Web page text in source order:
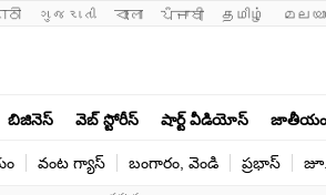
ગુજરાતી বাংলা ਪੰਜਾਬੀ தமிழ்
బిజినెస్ వెబ్ స్టోరీస్ షార్ట్ వీడియోస్ జాతీయం
వంట గ్యాస్ బంగారం, వెండి ప్రభాస్